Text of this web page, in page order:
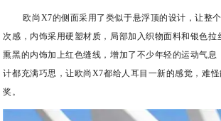
欧尚X7的侧面采用了类似于悬浮顶的设计，让整
次感，内饰采用硬塑材质，局部加入织物面料和银色拉
熏黑的内饰加上红色缝线，增加了不少年轻的运动气息
计都充满巧思，让欧尚X7都给人耳目一新的感觉，难
奖。